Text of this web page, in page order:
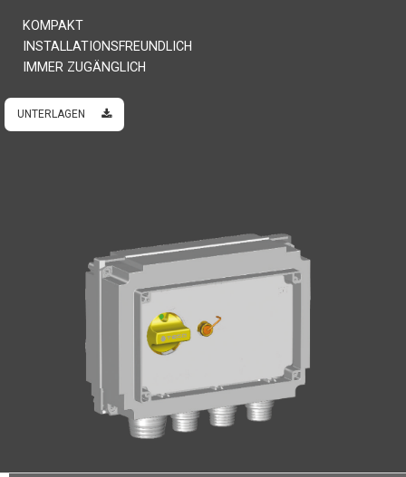
KOMPAKT
INSTALLATIONSFREUNDLICH
IMMER ZUGÄNGLICH
UNTERLAGEN